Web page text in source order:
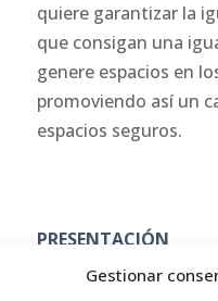
Gestionar
quiere garantizar la
que consigan una
genere espacios en
promoviendo así un
espacios seguros.
PRESENTACIÓN
BoscoSocial agrupa